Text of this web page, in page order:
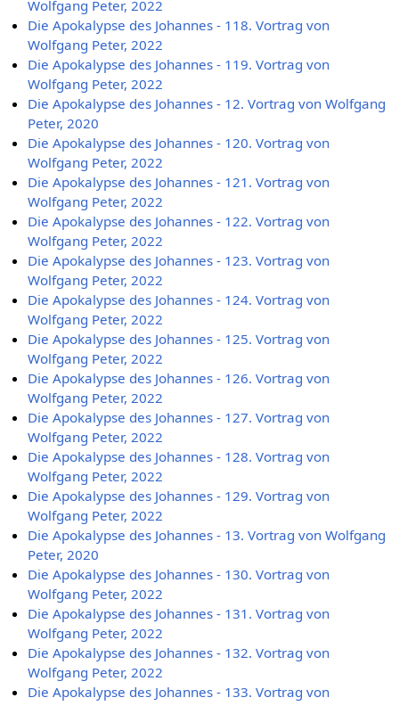
Wolfgang Peter, 2022
Die Apokalypse des Johannes - 118. Vortrag von
Wolfgang Peter, 2022
Die Apokalypse des Johannes - 119. Vortrag von
Wolfgang Peter, 2022
Die Apokalypse des Johannes - 12. Vortrag von Wolfgang
Peter, 2020
Die Apokalypse des Johannes - 120. Vortrag von
Wolfgang Peter, 2022
Die Apokalypse des Johannes - 121. Vortrag von
Wolfgang Peter, 2022
Die Apokalypse des Johannes - 122. Vortrag von
Wolfgang Peter, 2022
Die Apokalypse des Johannes - 123. Vortrag von
Wolfgang Peter, 2022
Die Apokalypse des Johannes - 124. Vortrag von
Wolfgang Peter, 2022
Die Apokalypse des Johannes - 125. Vortrag von
Wolfgang Peter, 2022
Die Apokalypse des Johannes - 126. Vortrag von
Wolfgang Peter, 2022
Die Apokalypse des Johannes - 127. Vortrag von
Wolfgang Peter, 2022
Die Apokalypse des Johannes - 128. Vortrag von
Wolfgang Peter, 2022
Die Apokalypse des Johannes - 129. Vortrag von
Wolfgang Peter, 2022
Die Apokalypse des Johannes - 13. Vortrag von Wolfgang
Peter, 2020
Die Apokalypse des Johannes - 130. Vortrag von
Wolfgang Peter, 2022
Die Apokalypse des Johannes - 131. Vortrag von
Wolfgang Peter, 2022
Die Apokalypse des Johannes - 132. Vortrag von
Wolfgang Peter, 2022
Die Apokalypse des Johannes - 133. Vortrag von